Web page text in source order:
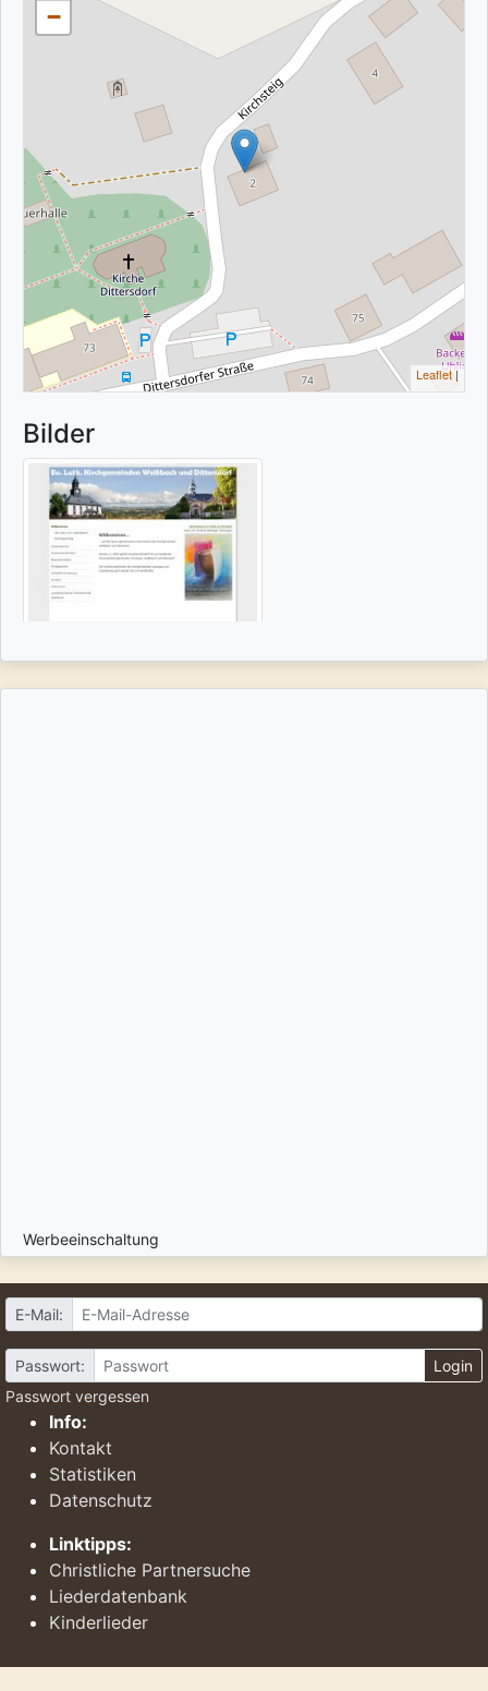
−
Leaflet|
Bilder
Werbeeinschaltung
E-Mail:
Passwort:
Login
Passwort vergessen
Info:
Kontakt
Statistiken
Datenschutz
Linktipps:
Christliche Partnersuche
Liederdatenbank
Kinderlieder